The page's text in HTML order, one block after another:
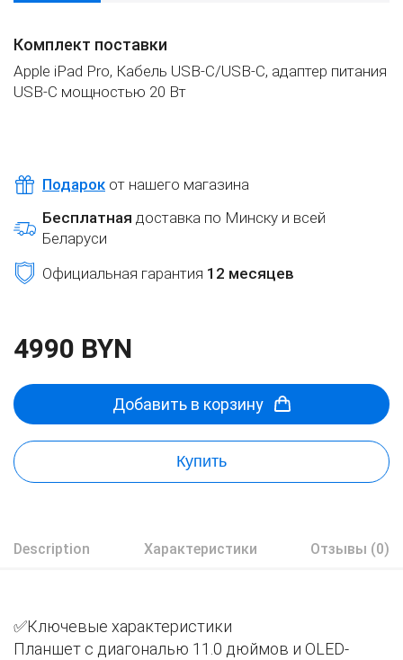
Комплект поставки
Apple iPad Pro, Кабель USB‑C/USB‑C, адаптер питания
USB‑C мощностью 20 Вт
Подарок от нашего магазина
Бесплатная доставка по Минску и всей
Беларуси
Официальная гарантия 12 месяцев
4990 BYN
Добавить в корзину
Купить
Description Характеристики Отзывы (0)
✅Ключевые характеристики
Планшет с диагональю 11.0 дюймов и OLED-